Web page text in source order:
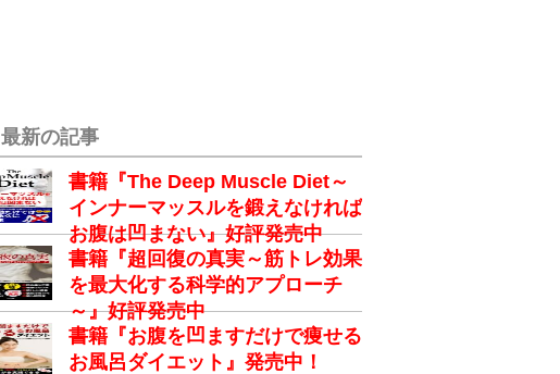
最新の記事
書籍『The Deep Muscle Diet～
インナーマッスルを鍛えなければ
お腹は凹まない』好評発売中
書籍『超回復の真実～筋トレ効果
を最大化する科学的アプローチ
～』好評発売中
書籍『お腹を凹ますだけで痩せる
お風呂ダイエット』発売中！